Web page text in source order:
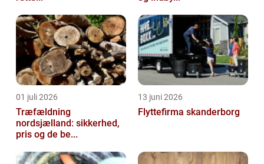
01 juli 2026
Træfældning
nordsjælland: sikkerhed,
pris og de be...
13 juni 2026
Flyttefirma skanderborg